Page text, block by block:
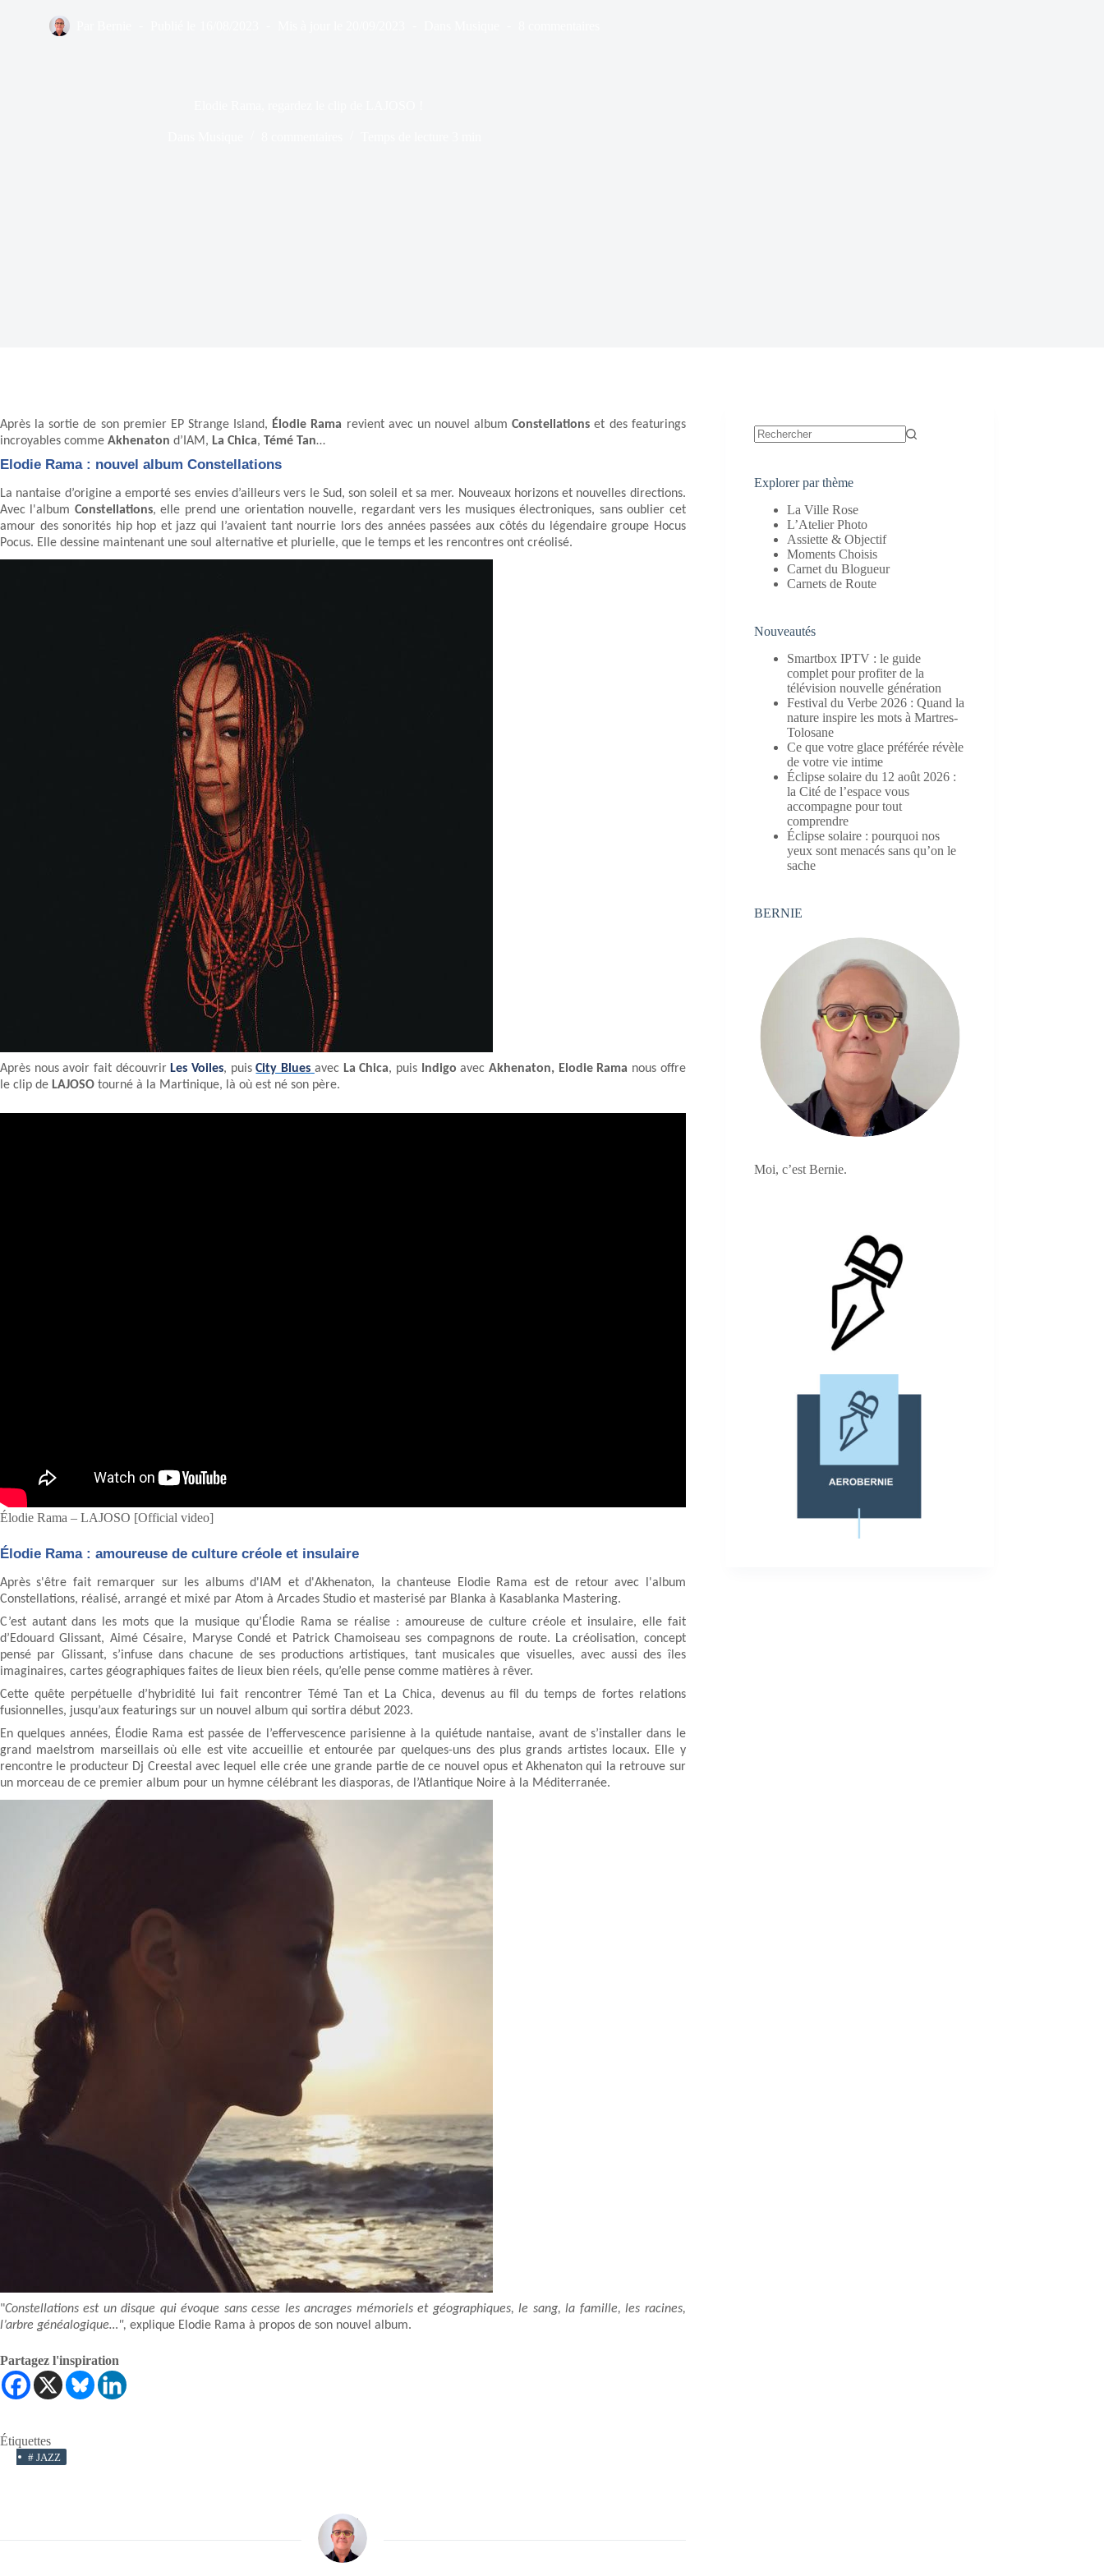
Après la sortie de son premier EP Strange Island, Élodie Rama revient avec un nouvel albumConstellations et des featurings
incroyables comme Akhenaton d’IAM, La Chica, Témé Tan…
Elodie Rama : nouvel album Constellations
La nantaise d’origine a emporté ses envies d’ailleurs vers le Sud, son soleil et sa mer. Nouveaux horizons et nouvelles directions.
Avec l'album Constellations, elle prend une orientation nouvelle, regardant vers les musiques électroniques, sans oublier cet
amour des sonorités hip hop et jazz qui l’avaient tant nourrie lors des années passées aux côtés du légendaire groupe Hocus
Pocus. Elle dessine maintenant une soul alternative et plurielle, que le temps et les rencontres ont créolisé.
Après nous avoir fait découvrir Les Voiles, puisCity Blues avec La Chica, puis Indigo avec Akhenaton, Elodie Rama nous offre
le clip de LAJOSO tourné à la Martinique, là où est né son père.
Élodie Rama – LAJOSO [Official video]
Élodie Rama : amoureuse de culture créole et insulaire
Après s'être fait remarquer sur les albums d'IAM et d'Akhenaton, la chanteuse Elodie Rama est de retour avec l'album
Constellations, réalisé, arrangé et mixé par Atom à Arcades Studio et masterisé par Blanka à Kasablanka Mastering.
C’est autant dans les mots que la musique qu’Élodie Rama se réalise : amoureuse de culture créole et insulaire, elle fait
d’Edouard Glissant, Aimé Césaire, Maryse Condé et Patrick Chamoiseau ses compagnons de route. La créolisation, concept
pensé par Glissant, s’infuse dans chacune de ses productions artistiques, tant musicales que visuelles, avec aussi des îles
imaginaires, cartes géographiques faites de lieux bien réels, qu’elle pense comme matières à rêver.
Cette quête perpétuelle d’hybridité lui fait rencontrer Témé Tan et La Chica, devenus au fil du temps de fortes relations
fusionnelles, jusqu’aux featurings sur un nouvel album qui sortira début 2023.
En quelques années, Élodie Rama est passée de l’effervescence parisienne à la quiétude nantaise, avant de s’installer dans le
grand maelstrom marseillais où elle est vite accueillie et entourée par quelques-uns des plus grands artistes locaux. Elle y
rencontre le producteur Dj Creestal avec lequel elle crée une grande partie de ce nouvel opus et Akhenaton qui la retrouve sur
un morceau de ce premier album pour un hymne célébrant les diasporas, de l’Atlantique Noire à la Méditerranée.
"Constellations est un disque qui évoque sans cesse les ancrages mémoriels et géographiques, le sang, la famille, les racines,
l’arbre généalogique…", explique Elodie Rama à propos de son nouvel album.
Partagez l'inspiration
Étiquettes
# JAZZ
Explorer par thème
La Ville Rose
L’Atelier Photo
Assiette & Objectif
Moments Choisis
Carnet du Blogueur
Carnets de Route
Nouveautés
Smartbox IPTV : le guide
complet pour profiter de la
télévision nouvelle génération
Festival du Verbe 2026 : Quand la
nature inspire les mots à Martres-
Tolosane
Ce que votre glace préférée révèle
de votre vie intime
Éclipse solaire du 12 août 2026 :
la Cité de l’espace vous
accompagne pour tout
comprendre
Éclipse solaire : pourquoi nos
yeux sont menacés sans qu’on le
sache
BERNIE
Moi, c’est Bernie.